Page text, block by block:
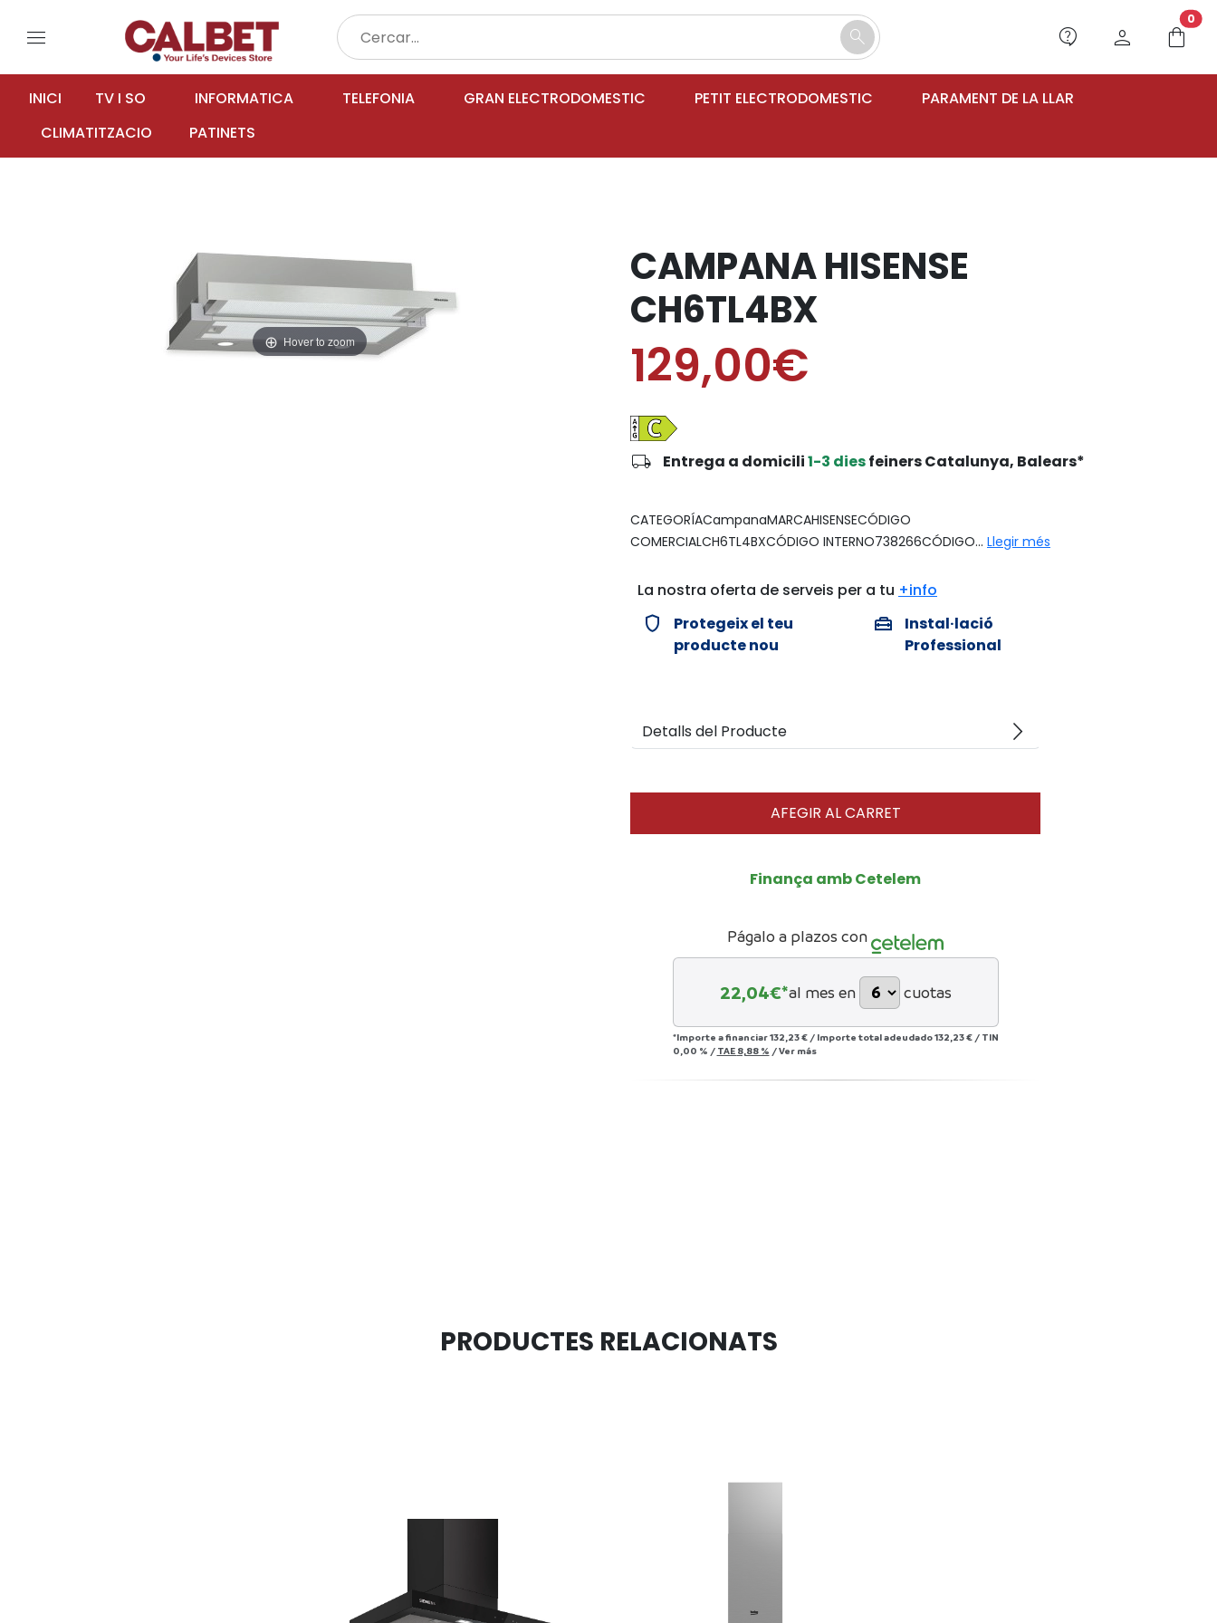
menu search contact_support person shopping_bag
0
INICI TV I SO INFORMATICA TELEFONIA GRAN ELECTRODOMESTIC PETIT ELECTRODOMESTIC
PARAMENT DE LA LLAR
CLIMATITZACIO
PATINETS
Hover to zoom
CAMPANA HISENSE
CH6TL4BX
129,00€
local_shipping Entrega a domicili1-3 diesfeiners Catalunya, Balears*
CATEGORÍACampanaMARCAHISENSECÓDIGO
COMERCIALCH6TL4BXCÓDIGO INTERNO738266CÓDIGO... Llegir més
La nostra oferta de serveis per a tu +info
verified_user
Protegeix el teu
producte nou
home_repair_service
Instal·lació
Professional
Detalls del Producte arrow_forward_ios
AFEGIR AL CARRET
Finança amb Cetelem
Págalo a plazos con
22,04€*al mes en cuotas
*Importe a financiar132,23 € / Importe total adeudado132,23 €/ TIN
0,00 % / TAE 8,88 % /Ver más
PRODUCTES RELACIONATS